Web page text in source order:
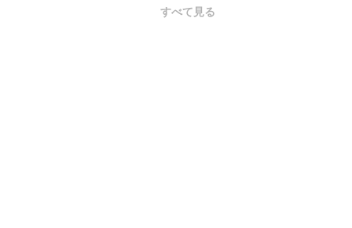
すべて見る